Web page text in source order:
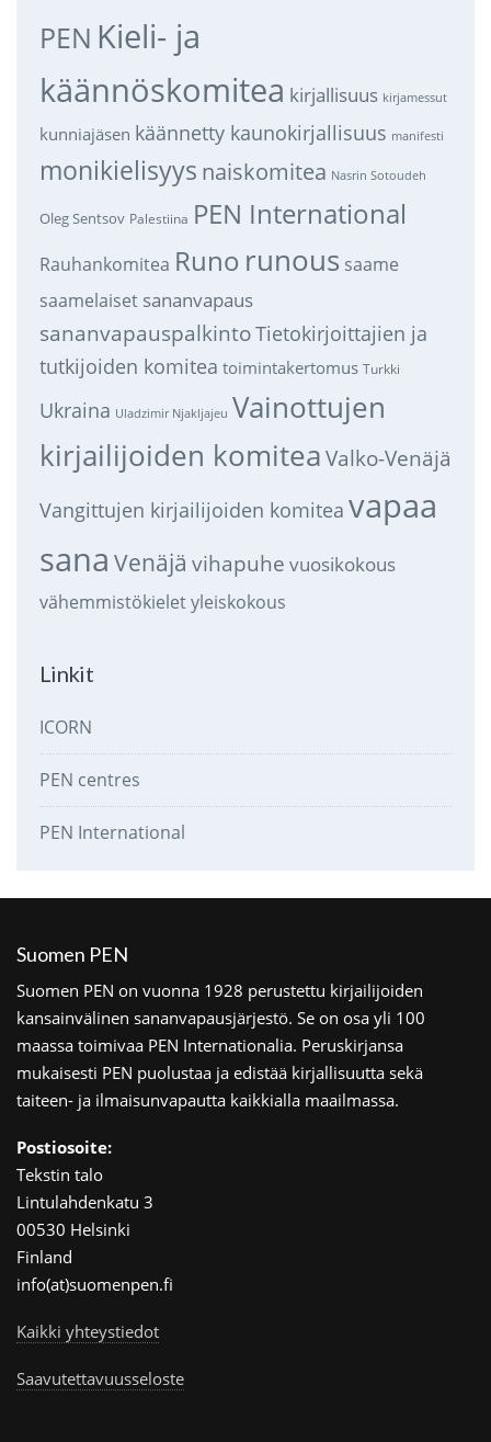
PEN Kieli- ja
käännöskomitea kirjallisuus kirjamessut
kunniajäsen käännetty kaunokirjallisuus manifesti
monikielisyys naiskomitea Nasrin Sotoudeh
Oleg Sentsov Palestiina PEN International
Rauhankomitea Runo runous saame
saamelaiset sananvapaus
sananvapauspalkintoTietokirjoittajien ja
tutkijoiden komitea toimintakertomus Turkki
Ukraina Uladzimir Njakljajeu Vainottujen
kirjailijoiden komitea Valko-Venäjä
Vangittujen kirjailijoiden komitea vapaa
sana Venäjä vihapuhe vuosikokous
vähemmistökieletyleiskokous
Linkit
ICORN
PEN centres
PEN International
Suomen PEN
Suomen PEN on vuonna 1928 perustettu kirjailijoiden
kansainvälinen sananvapausjärjestö. Se on osa yli 100
maassa toimivaa PEN Internationalia. Peruskirjansa
mukaisesti PEN puolustaa ja edistää kirjallisuutta sekä
taiteen- ja ilmaisunvapautta kaikkialla maailmassa.
Postiosoite:
Tekstin talo
Lintulahdenkatu 3
00530 Helsinki
Finland
info(at)suomenpen.fi
Kaikki yhteystiedot
Saavutettavuusseloste